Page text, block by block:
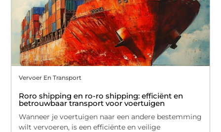
Vervoer En Transport
Roro shipping en ro-ro shipping: efficiënt en
betrouwbaar transport voor voertuigen
Wanneer je voertuigen naar een andere bestemming
wilt vervoeren, is een efficiënte en veilige